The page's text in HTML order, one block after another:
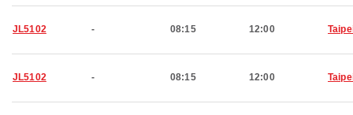
JL5102 - 08:15 12:00
JL5102 - 08:15 12:00